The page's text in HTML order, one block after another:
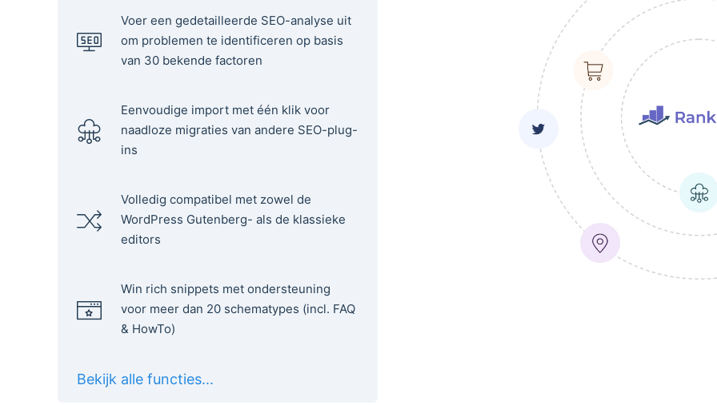
Voer een gedetailleerde SEO-analyse uit
om problemen te identificeren op basis
van 30 bekende factoren
Eenvoudige import met één klik voor
naadloze migraties van andere SEO-plug-
ins
Volledig compatibel met zowel de
WordPress Gutenberg- als de klassieke
editors
Win rich snippets met ondersteuning
voor meer dan 20 schematypes (incl. FAQ
& HowTo)
Bekijk alle functies...